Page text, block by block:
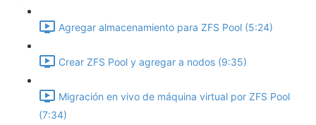
Agregar almacenamiento para ZFS Pool (5:24)
Crear ZFS Pool y agregar a nodos (9:35)
Migración en vivo de máquina virtual por ZFS Pool
(7:34)